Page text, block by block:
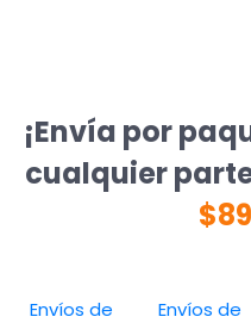
¡Envía por
cualquier
Envíos de
Envíos de